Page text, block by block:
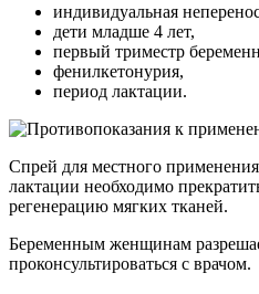
индивидуальная
дети младше 4 лет,
первый триместр
фенилкетонурия,
период лактации.
Спрей для местного
лактации необходимо
регенерацию мягких тканей.
Беременным женщинам
проконсультироваться с врачом.